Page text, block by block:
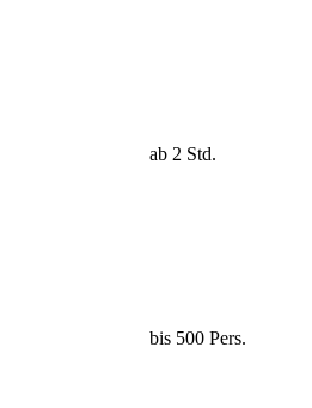
ab 2 Std.
bis 500 Pers.